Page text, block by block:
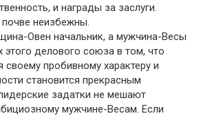
и награды за заслуги.
неизбежны.
Овен начальник, а мужчина-Весы
этого делового союза в том, что
пробивному характеру и
становится прекрасным
задатки не мешают
мужчине-Весам. Если